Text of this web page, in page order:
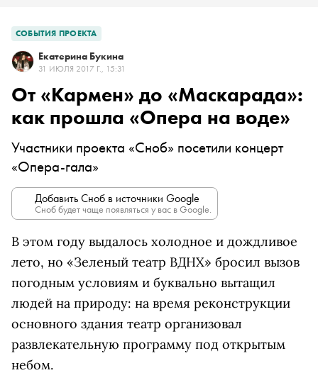
СОБЫТИЯ ПРОЕКТА
Екатерина Букина
31 ИЮЛЯ 2017 Г., 15:31
От «Кармен» до «Маскарада»:
как прошла «Опера на воде»
Участники проекта «Сноб» посетили концерт
«Опера-гала»
Добавить Сноб в источники Google
Сноб будет чаще появляться у вас в Google.
В этом году выдалось холодное и дождливое
лето, но «Зеленый театр ВДНХ» бросил вызов
погодным условиям и буквально вытащил
людей на природу: на время реконструкции
основного здания театр организовал
развлекательную программу под открытым
небом.